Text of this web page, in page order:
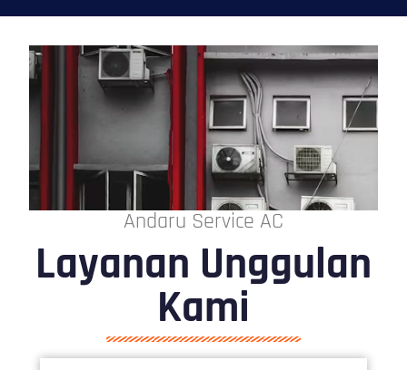
Andaru Service AC
Layanan Unggulan
Kami